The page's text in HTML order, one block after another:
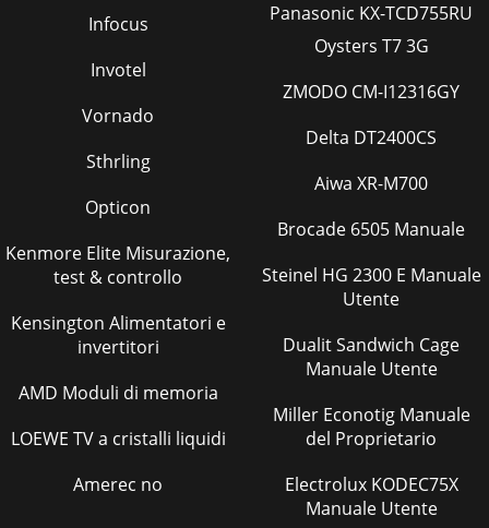
Infocus
Invotel
Vornado
Sthrling
Opticon
Kenmore Elite Misurazione,
test & controllo
Kensington Alimentatori e
invertitori
AMD Moduli di memoria
LOEWE TV a cristalli liquidi
Amerec no
Panasonic KX-TCD755RU
Oysters T7 3G
ZMODO CM-I12316GY
Delta DT2400CS
Aiwa XR-M700
Brocade 6505 Manuale
Steinel HG 2300 E Manuale
Utente
Dualit Sandwich Cage
Manuale Utente
Miller Econotig Manuale
del Proprietario
Electrolux KODEC75X
Manuale Utente